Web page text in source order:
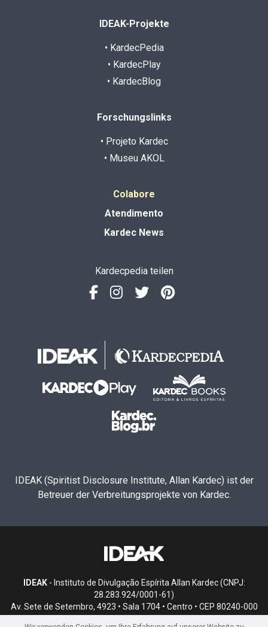
IDEAK-Projekte
• KardecPedia
• KardecPlay
• KardecBlog
Forschungslinks
• Projeto Kardec
• Museu AKOL
Colabore
Atendimento
Kardec News
Kardecpedia teilen
IDEAK (Spiritist Disclosure Institute, Allan Kardec) ist der
Betreuer der Verbreitungsprojekte von Kardec.
IDEAK- Instituto de Divulgação Espírita Allan Kardec (CNPJ:
28.283.924/0001-61)
Av. Sete de Setembro, 4923 • Sala 1704 • Centro • CEP 80240-000